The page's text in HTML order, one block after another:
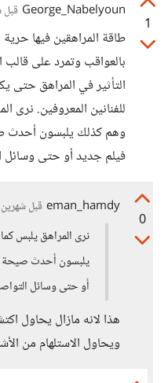
1
George_Nabelyoun
طاقة المراهقين فيها حرية
بالعواقب وتمرد على
التأثير في المراهق حتى
للفنانين المعروفين. نرى
وهم كذلك يلبسون أحدث
فيلم جديد أو حتى وسائل
0
eman_hamdy قبل شهرين
نرى المراهق يلبس
يلبسون أحدث صيحة
أو حتى وسائل
هذا لانه مازال يحاول
ويحاول الاستلهام من